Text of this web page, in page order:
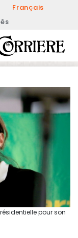
Français
pour son